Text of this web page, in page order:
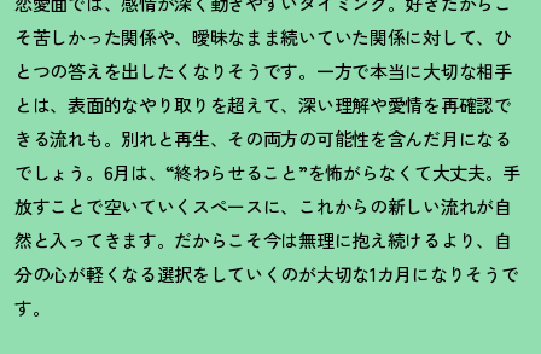
そ苦しかった関係や、曖昧なまま続いていた関係に対して、ひ
とつの答えを出したくなりそうです。一方で本当に大切な相手
とは、表面的なやり取りを超えて、深い理解や愛情を再確認で
きる流れも。別れと再生、その両方の可能性を含んだ月になる
でしょう。6月は、“終わらせること”を怖がらなくて大丈夫。手
放すことで空いていくスペースに、これからの新しい流れが自
然と入ってきます。だからこそ今は無理に抱え続けるより、自
分の心が軽くなる選択をしていくのが大切な1カ月になりそうで
す。